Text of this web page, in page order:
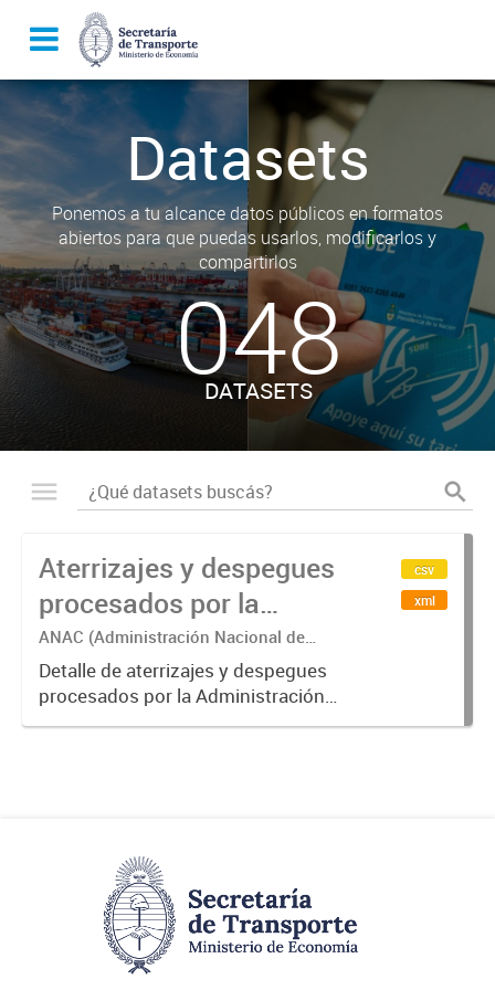
Datasets
Ponemos a tu alcance datos públicos en formatos
abiertos para que puedas usarlos, modificarlos y
compartirlos
048
DATASETS
Aterrizajes y despegues
procesados por la
Administración Nacional
de Aviación Civil (ANAC)
ANAC (Administración Nacional de
Aviación Civil)
Detalle de aterrizajes y despegues
procesados por la Administración
Nacional de Aviación Civil.-
csv
xml